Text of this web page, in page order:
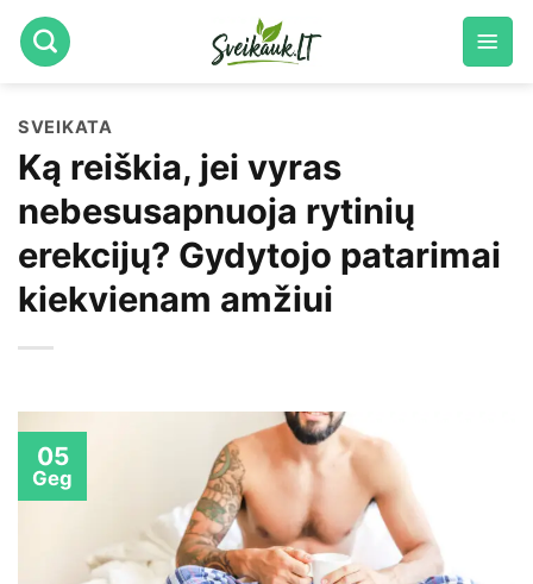
Skip
to
SVEIKATA
Ką reiškia, jei vyras
nebesusapnuoja rytinių
erekcijų? Gydytojo patarimai
kiekvienam amžiui
05
Geg